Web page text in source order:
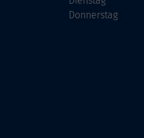
Donnerstag